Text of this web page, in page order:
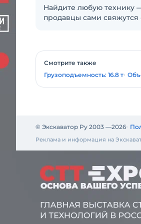
Найдите любую технику
продавцы сами свяжутся
Смотрите также
Грузоподъемность: 16.8 т
© Экскаватор Ру 2003 —2026
Реклама и информация на